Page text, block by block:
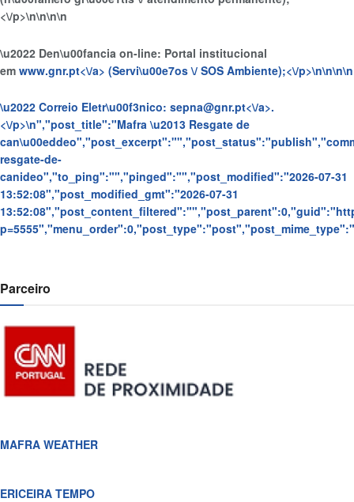
<\/p>\n\n\n\n
\u2022 Den\u00fancia on-line: Portal institucional
em www.gnr.pt<\/a> (Servi\u00e7os \/ SOS Ambiente);<\/p>\n\n\n\n
\u2022 Correio Eletr\u00f3nico: sepna@gnr.pt<\/a>.
<\/p>\n","post_title":"Mafra \u2013 Resgate de
resgate-de-
canideo","to_ping":"","pinged":"","post_modified":"2026-07-31
13:52:08","post_modified_gmt":"2026-07-31
Parceiro
MAFRA WEATHER
ERICEIRA TEMPO